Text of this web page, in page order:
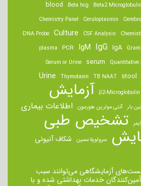
Beta2 Microglobulin
Beta hcg
blood
Ceruloplasmin
Chemistry Panel
CSF Analysis
Culture
DNA Probe
IgA
IgG
IgM
PCR
plasma
Quantitative
serum
Serum or Urine
stool
TB NAAT
Thymotaxin
Urine
β2-Microglobulin آزمایش
بار آنتی مولرین هورمون اطلاعات بیماری
تشخیص طبی
سرولوپلاسمین شکاف آنیونی
آزمایشگاهی می‌توانند سبب
خدمات بهداشتی شده و با